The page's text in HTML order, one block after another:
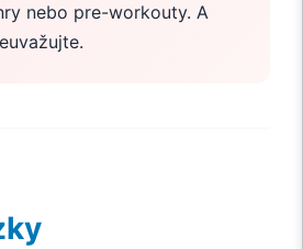
nebo pre-workouty. A